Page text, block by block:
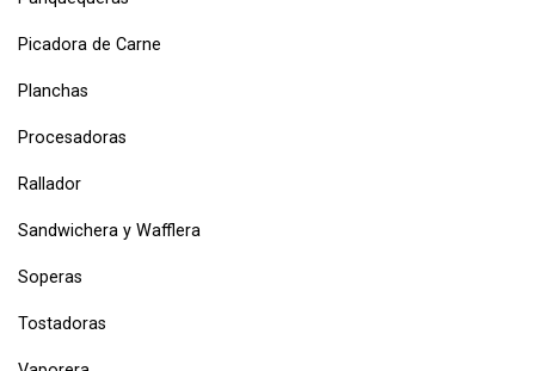
Picadora de Carne
Planchas
Procesadoras
Rallador
Sandwichera y Wafflera
Soperas
Tostadoras